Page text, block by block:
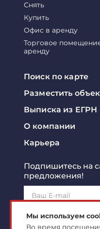
Снять
Купить
Офис в аренду
Торговое
аренду
Поиск по карте
Разместить
Выписка из ЕГРН
О компании
Карьера
Подпишитесь на
предложения!
Мы используем
Во время